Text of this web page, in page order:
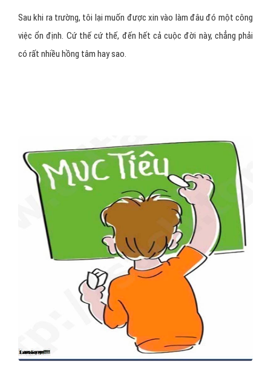
Sau khi ra trường, tôi lại muốn được xin vào làm đâu đó một công
việc ổn định. Cứ thế cứ thế, đến hết cả cuộc đời này, chẳng phải
có rất nhiều hồng tâm hay sao.